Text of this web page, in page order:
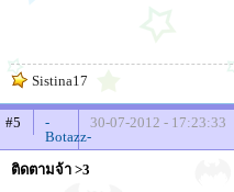
Sistina17
#5
-
Botazz-
30-07-2012 - 17:23:33
ติดตามจ้า >3